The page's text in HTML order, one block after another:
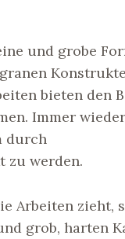
und grobe
bieten den
Immer
durch
zu werden.
Arbeiten zieht,
grob, harten